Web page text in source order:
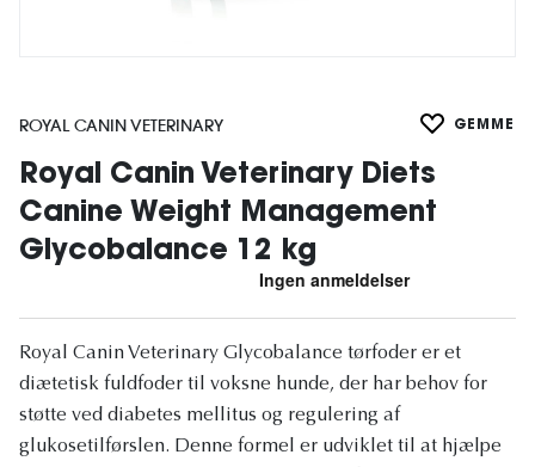
ROYAL CANIN VETERINARY GEMME
Royal Canin Veterinary Diets
Canine Weight Management
Glycobalance 12 kg
Royal Canin Veterinary Glycobalance tørfoder er et
diætetisk fuldfoder til voksne hunde, der har behov for
støtte ved diabetes mellitus og regulering af
glukosetilførslen. Denne formel er udviklet til at hjælpe